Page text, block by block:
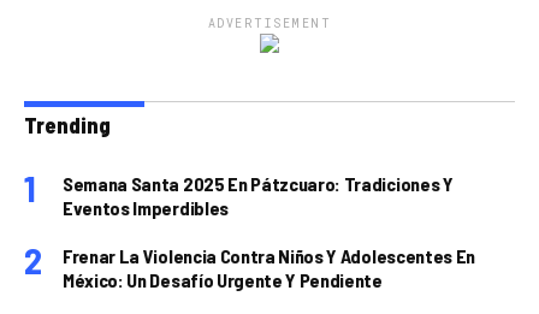
ADVERTISEMENT
Trending
Semana Santa 2025 En Pátzcuaro: Tradiciones Y
Eventos Imperdibles
Frenar La Violencia Contra Niños Y Adolescentes En
México: Un Desafío Urgente Y Pendiente